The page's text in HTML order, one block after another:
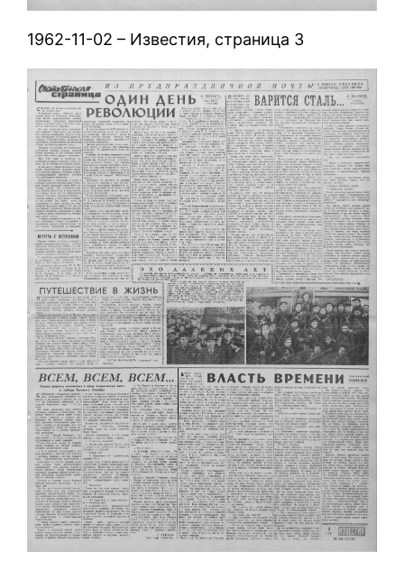
1962-11-02 – Известия, страница 3